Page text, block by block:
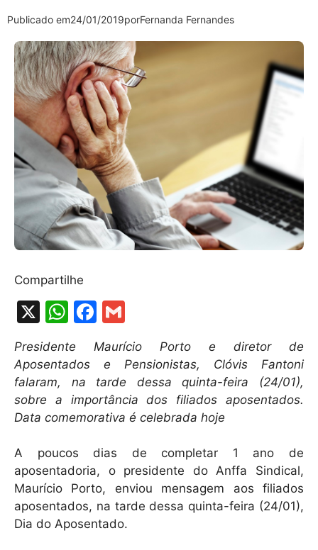
Publicado em24/01/2019porFernanda Fernandes
Compartilhe
X
W
at
s
A
p
p
F
c
e
b
o
o
k
m
ai
l
Presidente Maurício Porto e diretor de
Aposentados e Pensionistas, Clóvis Fantoni
falaram, na tarde dessa quinta-feira (24/01),
sobre a importância dos filiados aposentados.
Data comemorativa é celebrada hoje
A poucos dias de completar 1 ano de
aposentadoria, o presidente do Anffa Sindical,
Maurício Porto, enviou mensagem aos filiados
aposentados, na tarde dessa quinta-feira (24/01),
Dia do Aposentado.